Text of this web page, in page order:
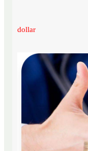
dollar